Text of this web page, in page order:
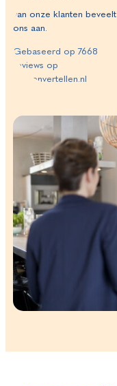
van onze klanten beveelt
ons aan.
Gebaseerd op 7668
reviews op
klantenvertellen.nl